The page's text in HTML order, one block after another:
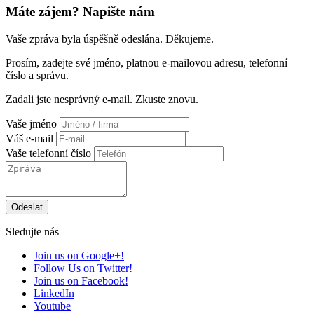
Máte zájem? Napište nám
Vaše zpráva byla úspěšně odeslána. Děkujeme.
Prosím, zadejte své jméno, platnou e-mailovou adresu, telefonní
číslo a správu.
Zadali jste nesprávný e-mail. Zkuste znovu.
Vaše jméno
Váš e-mail
Vaše telefonní číslo
Sledujte nás
Join us on Google+!
Follow Us on Twitter!
Join us on Facebook!
LinkedIn
Youtube